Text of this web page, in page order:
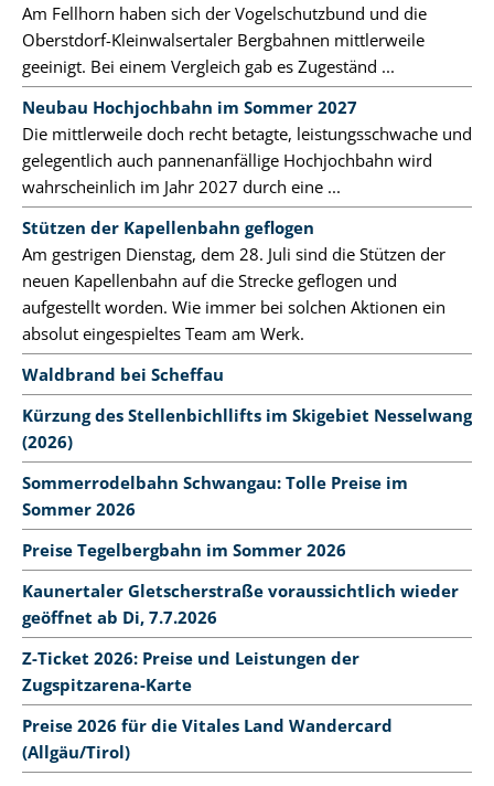
Am Fellhorn haben sich der Vogelschutzbund und die
Oberstdorf-Kleinwalsertaler Bergbahnen mittlerweile
geeinigt. Bei einem Vergleich gab es Zugeständ ...
Neubau Hochjochbahn im Sommer 2027
Die mittlerweile doch recht betagte, leistungsschwache und
gelegentlich auch pannenanfällige Hochjochbahn wird
wahrscheinlich im Jahr 2027 durch eine ...
Stützen der Kapellenbahn geflogen
Am gestrigen Dienstag, dem 28. Juli sind die Stützen der
neuen Kapellenbahn auf die Strecke geflogen und
aufgestellt worden. Wie immer bei solchen Aktionen ein
absolut eingespieltes Team am Werk.
Waldbrand bei Scheffau
Kürzung des Stellenbichllifts im Skigebiet Nesselwang
(2026)
Sommerrodelbahn Schwangau: Tolle Preise im
Sommer 2026
Preise Tegelbergbahn im Sommer 2026
Kaunertaler Gletscherstraße voraussichtlich wieder
geöffnet ab Di, 7.7.2026
Z-Ticket 2026: Preise und Leistungen der
Zugspitzarena-Karte
Preise 2026 für die Vitales Land Wandercard
(Allgäu/Tirol)